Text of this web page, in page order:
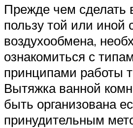
Прежде чем сделать
пользу той или иной
воздухообмена,
ознакомиться с
принципами работы
Вытяжка ванной
быть организована
принудительным